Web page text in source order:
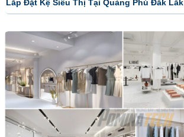
Lắp Đặt Kệ Siêu Thị Tại Quảng Phú Đắk Lắk